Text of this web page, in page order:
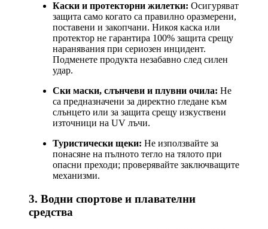
Каски и протекторни жилетки: Осигуряват
защита само когато са правилно оразмерени,
поставени и закопчани. Никоя каска или
протектор не гарантира 100% защита срещу
наранявания при сериозен инцидент.
Подменете продукта незабавно след силен
удар.
Ски маски, слънчеви и плувни очила: Не
са предназначени за директно гледане към
слънцето или за защита срещу изкуствени
източници на UV лъчи.
Туристически щеки: Не използвайте за
понасяне на пълното тегло на тялото при
опасни преходи; проверявайте заключващите
механизми.
3. Водни спортове и плавателни
средства